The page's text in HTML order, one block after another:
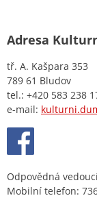
Adresa
tř. A. Kašpara 353
789 61 Bludov
tel.: +420 583 238
e-mail:
Odpovědná
Mobilní telefon: